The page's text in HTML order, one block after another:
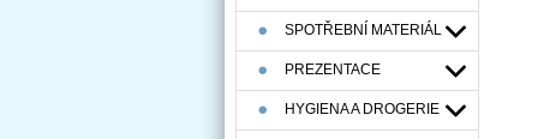
SPOTŘEBNÍ MATERIÁL
PREZENTACE
HYGIENA A DROGERIE